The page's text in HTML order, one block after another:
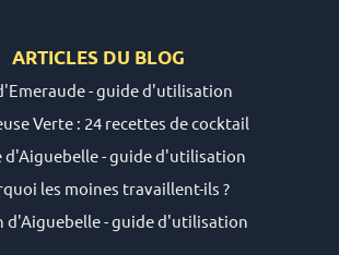
ARTICLES DU BLOG
- guide d'utilisation
Verte : 24 recettes de cocktail
d'Aiguebelle - guide d'utilisation
les moines travaillent-ils ?
d'Aiguebelle - guide d'utilisation